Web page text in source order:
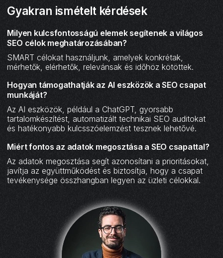
Gyakran ismételt kérdések
Milyen kulcsfontosságú elemek segítenek a világos
SEO célok meghatározásában?
SMART célokat használjunk, amelyek konkrétak,
mérhetők, elérhetők, relevánsak és időhöz kötöttek.
Hogyan támogathatják az AI eszközök a SEO csapat
munkáját?
Az AI eszközök, például a ChatGPT, gyorsabb
tartalomkészítést, automatizált technikai SEO auditokat
és hatékonyabb kulcsszóelemzést tesznek lehetővé.
Miért fontos az adatok megosztása a SEO csapattal?
Az adatok megosztása segít azonosítani a prioritásokat,
javítja az együttműködést és biztosítja, hogy a csapat
tevékenysége összhangban legyen az üzleti célokkal.‍